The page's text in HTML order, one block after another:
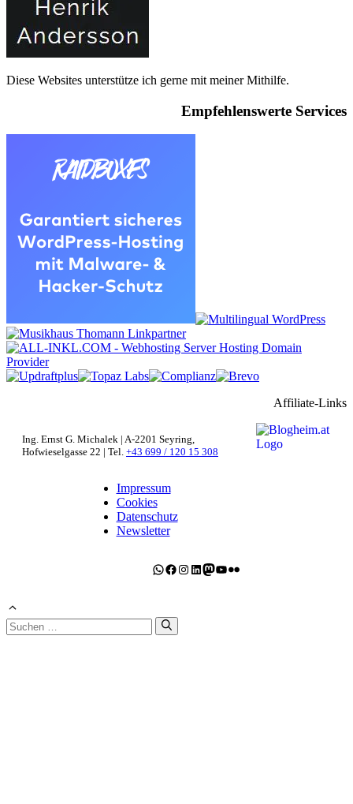
Diese Websites unterstütze ich gerne mit meiner Mithilfe.
Empfehlenswerte Services
Affiliate-Links
Ing. Ernst G. Michalek | A-2201 Seyring,
Hofwieselgasse 22 | Tel. +43 699 / 120 15 308
Impressum
Cookies
Datenschutz
Newsletter
WhatsApp
Facebook
Instagram
LinkedIn
Mastodon
YouTube
Flickr
Suchen
nach: